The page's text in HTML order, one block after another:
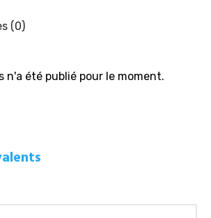
(0)
n'a été publié pour le moment.